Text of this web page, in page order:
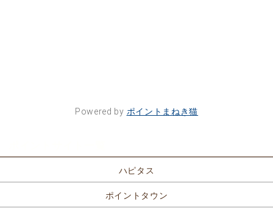
Powered by ポイントまねき猫
ハピタス
ポイントタウン